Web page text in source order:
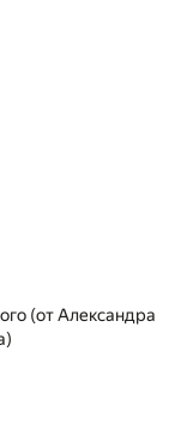
(от Александра